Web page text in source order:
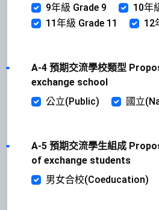
9年級 Grade 9
10年
11年級 Grade 11
12
A-4 預期交流學校類型
exchange school
公立(Public)
國立
A-5 預期交流學生組成
of exchange students
男女合校(Coeducation)